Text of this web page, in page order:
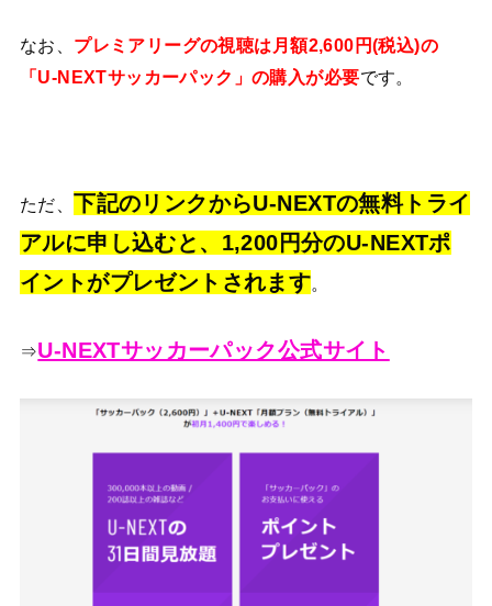
なお、 プレミアリーグの視聴は月額2,600円(税込)の
「U-NEXTサッカーパック」の購入が必要です。
ただ、 下記のリンクからU-NEXTの無料トライ
アルに申し込むと、1,200円分のU-NEXTポ
イントがプレゼントされます
⇒U-NEXTサッカーパック公式サイト